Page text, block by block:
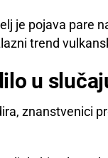
je pojava pare
trend
u
znanstvenici